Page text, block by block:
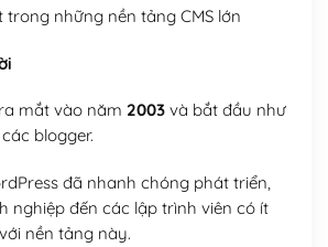
trong những nền tảng CMS lớn
mắt vào năm 2003và bắt đầu như
blogger.
đã nhanh chóng phát triển,
nghiệp đến các lập trình viên có ít
nền tảng này.